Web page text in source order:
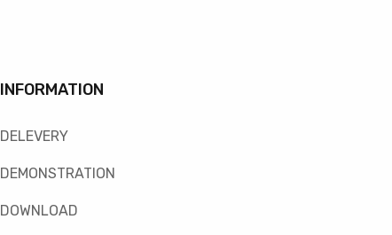
INFORMATION
DELEVERY
DEMONSTRATION
DOWNLOAD